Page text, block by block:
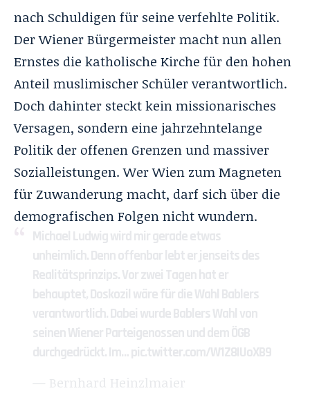
nach Schuldigen für seine verfehlte Politik.
Der Wiener Bürgermeister macht nun allen
Ernstes die katholische Kirche für den hohen
Anteil muslimischer Schüler verantwortlich.
Doch dahinter steckt kein missionarisches
Versagen, sondern eine jahrzehntelange
Politik der offenen Grenzen und massiver
Sozialleistungen. Wer Wien zum Magneten
für Zuwanderung macht, darf sich über die
demografischen Folgen nicht wundern.
Michael Ludwig wird mir gerade etwas
unheimlich. Denn offenbar lebt er jenseits des
Realitätsprinzips. Vor zwei Tagen hat er
behauptet, Doskozil wäre für die Wahl Bablers
verantwortlich. Dabei wurde Bablers Wahl von
seinen Wiener Parteigenossen und dem ÖGB
durchgedrückt. Im…pic.twitter.com/W1Z8IUoXB9
— Bernhard Heinzlmaier